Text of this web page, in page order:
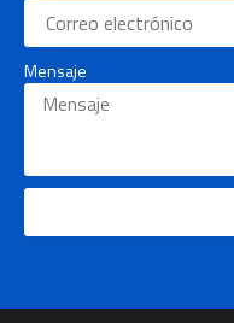
Mensaje